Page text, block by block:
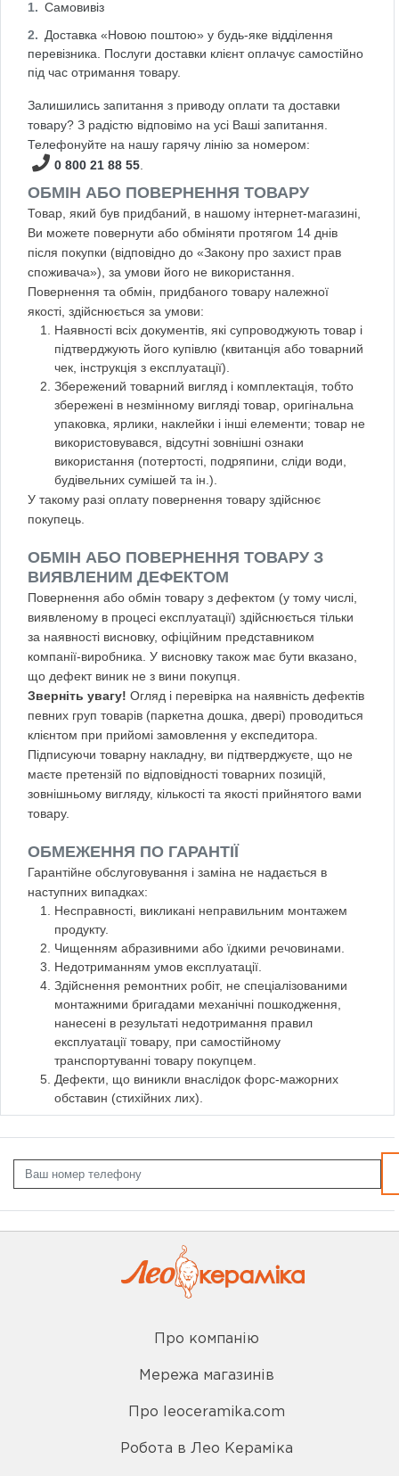
Самовивіз
Доставка «Новою поштою» у будь-яке відділення
перевізника. Послуги доставки клієнт оплачує самостійно
під час отримання товару.
Залишились запитання з приводу оплати та доставки
товару? З радістю відповімо на усі Ваші запитання.
Телефонуйте на нашу гарячу лінію за номером:
0 800 21 88 55
ОБМІН АБО ПОВЕРНЕННЯ ТОВАРУ
Товар, який був придбаний, в нашому інтернет-магазині,
Ви можете повернути або обміняти протягом 14 днів
після покупки (відповідно до «Закону про захист прав
споживача»), за умови його не використання.
Повернення та обмін, придбаного товару належної
якості, здійснюється за умови:
Наявності всіх документів, які супроводжують товар і
підтверджують його купівлю (квитанція або товарний
чек, інструкція з експлуатації).
Збережений товарний вигляд і комплектація, тобто
збережені в незмінному вигляді товар, оригінальна
упаковка, ярлики, наклейки і інші елементи; товар не
використовувався, відсутні зовнішні ознаки
використання (потертості, подряпини, сліди води,
будівельних сумішей та ін.).
У такому разі оплату повернення товару здійснює
покупець.
ОБМІН АБО ПОВЕРНЕННЯ ТОВАРУ З
ВИЯВЛЕНИМ ДЕФЕКТОМ
Повернення або обмін товару з дефектом (у тому числі,
виявленому в процесі експлуатації) здійснюється тільки
за наявності висновку, офіційним представником
компанії-виробника. У висновку також має бути вказано,
що дефект виник не з вини покупця.
Зверніть увагу! Огляд і перевірка на наявність дефектів
певних груп товарів (паркетна дошка, двері) проводиться
клієнтом при прийомі замовлення у експедитора.
Підписуючи товарну накладну, ви підтверджуєте, що не
маєте претензій по відповідності товарних позицій,
зовнішньому вигляду, кількості та якості прийнятого вами
товару.
ОБМЕЖЕННЯ ПО ГАРАНТІЇ
Гарантійне обслуговування і заміна не надається в
наступних випадках:
Несправності, викликані неправильним монтажем
продукту.
Чищенням абразивними або їдкими речовинами.
Недотриманням умов експлуатації.
Здійснення ремонтних робіт, не спеціалізованими
монтажними бригадами механічні пошкодження,
нанесені в результаті недотримання правил
експлуатації товару, при самостійному
транспортуванні товару покупцем.
Дефекти, що виникли внаслідок форс-мажорних
обставин (стихійних лих).
Про компанію
Мережа магазинів
Про leoceramika.com
Робота в Лео Кераміка